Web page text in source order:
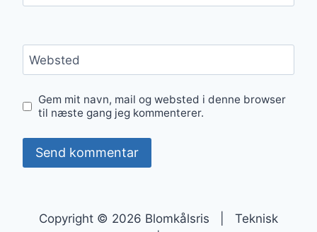
Websted
Gem mit navn, mail og websted i denne browser
til næste gang jeg kommenterer.
Copyright © 2026 Blomkålsris | Teknisk